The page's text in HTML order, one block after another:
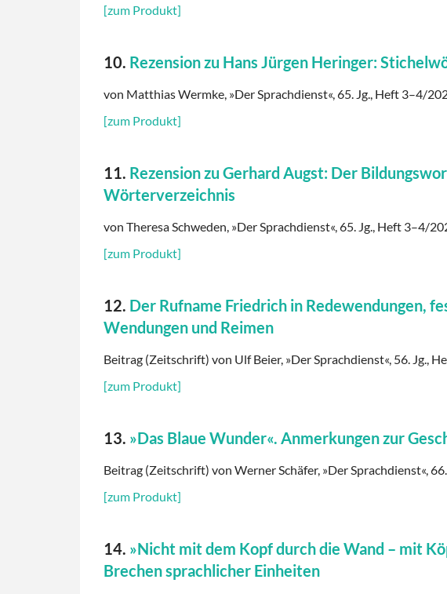
[zum Produkt]
10. Rezension zu Hans Jürgen Heringer:
von Matthias Wermke, »Der Sprachdienst«, 65. Jg., Heft 3–4/
[zum Produkt]
11. Rezension zu Gerhard Augst: Der
Wörterverzeichnis
von Theresa Schweden, »Der Sprachdienst«, 65. Jg., Heft 3–4/
[zum Produkt]
12. Der Rufname Friedrich in Redewendungen,
Wendungen und Reimen
Beitrag (Zeitschrift) von Ulf Beier, »Der Sprachdienst«, 56. Jg.,
[zum Produkt]
13. »Das Blaue Wunder«. Anmerkungen zur
Beitrag (Zeitschrift) von Werner Schäfer, »Der Sprachdienst«,
[zum Produkt]
14. »Nicht mit dem Kopf durch die Wand – mit
Brechen sprachlicher Einheiten